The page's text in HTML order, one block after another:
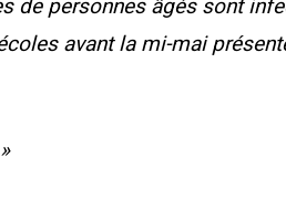
de personnes âgés sont
avant la mi-mai